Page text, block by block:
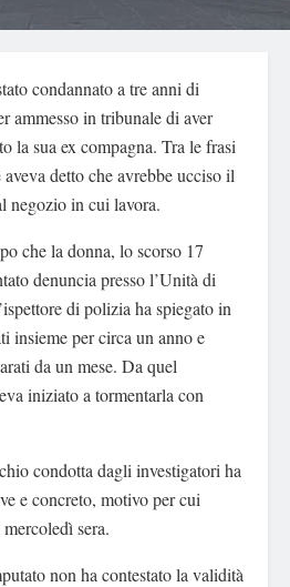
condannato a tre anni di
ammesso in tribunale di aver
la sua ex compagna. Tra le frasi
detto che avrebbe ucciso il
negozio in cui lavora.
che la donna, lo scorso 17
denuncia presso l’Unità di
di polizia ha spiegato in
insieme per circa un anno e
da un mese. Da quel
iniziato a tormentarla con
condotta dagli investigatori ha
e concreto, motivo per cui
sera.
non ha contestato la validità